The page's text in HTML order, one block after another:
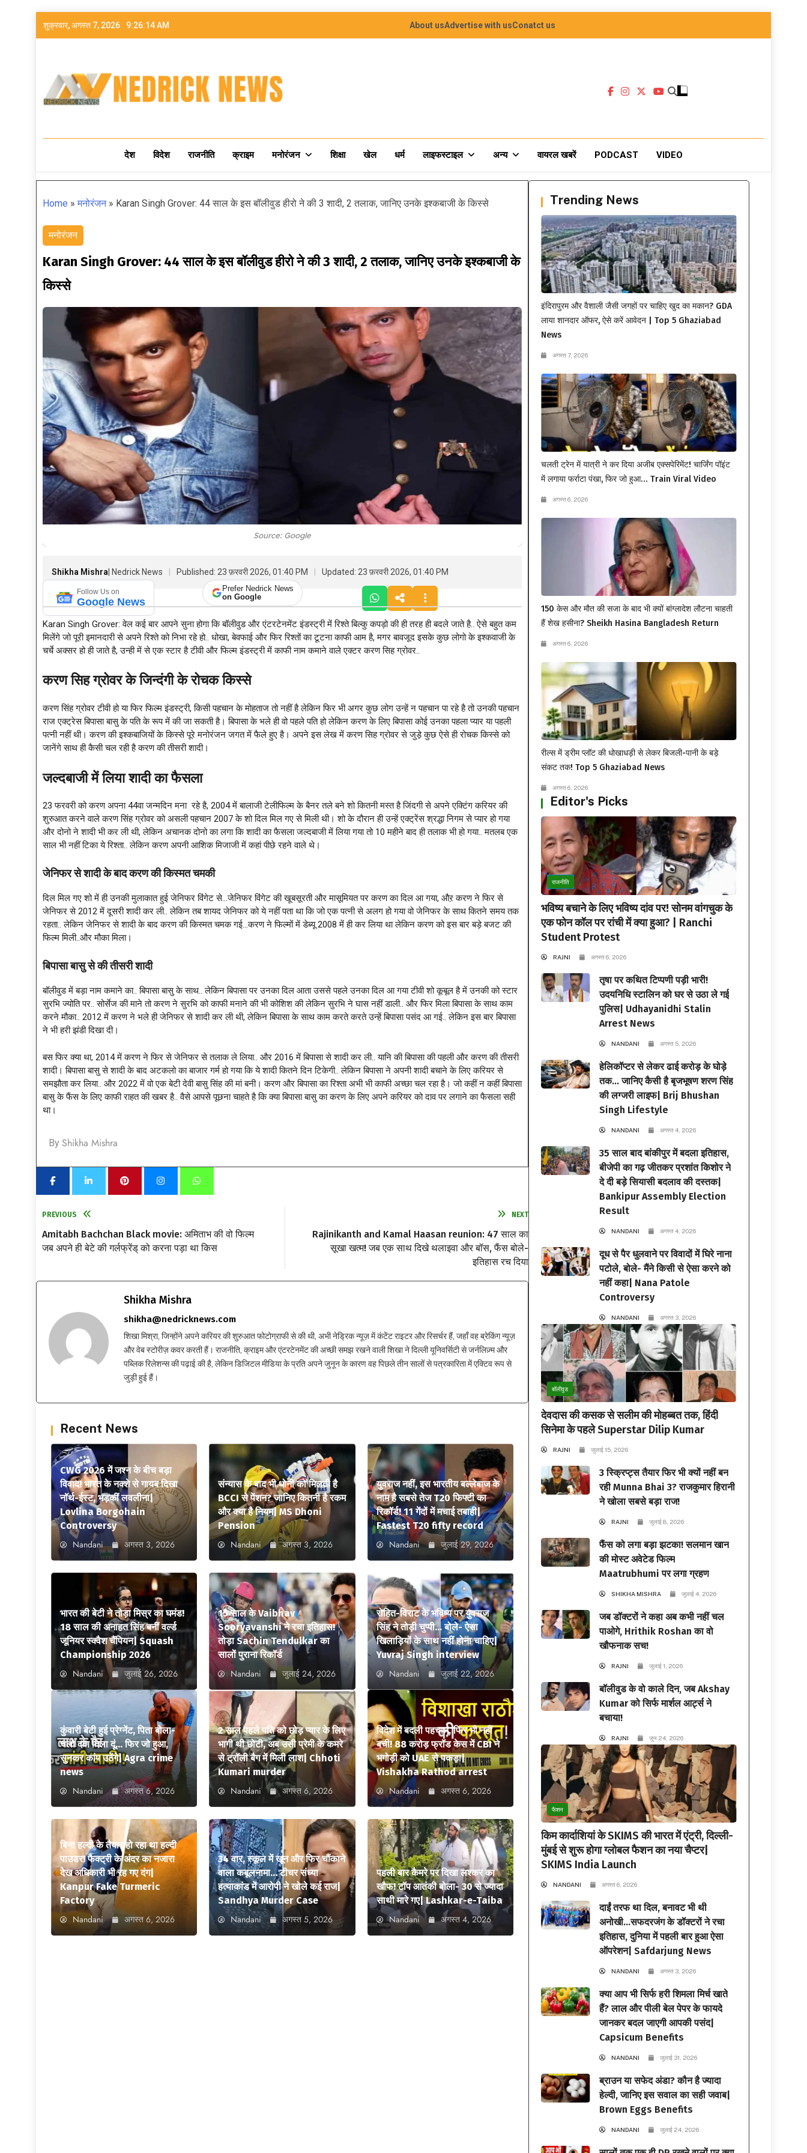
शुक्रवार, अगस्त 7, 2026 9:26:15 AM About usAdvertise with usConatct us
NEDRICK NEWS
देश विदेश राजनीति क्राइम मनोरंजन शिक्षा खेल धर्म लाइफस्टाइल अन्य वायरल खबरें PODCAST VIDEO
Home »मनोरंजन» Karan Singh Grover: 44 साल के इस बॉलीवुड हीरो ने की 3 शादी, 2 तलाक, जानिए उनके इश्कबाजी के किस्से
मनोरंजन
Karan Singh Grover: 44 साल के इस बॉलीवुड हीरो ने की 3 शादी, 2 तलाक, जानिए उनके इश्कबाजी के
किस्से
Source: Google
Shikha Mishra | Nedrick News Published: 23 फ़रवरी 2026, 01:40 PM Updated: 23 फ़रवरी 2026, 01:40 PM
Follow Us on
Google News
Prefer Nedrick News
on Google
Karan Singh Grover: वेल कई बार आपने सुना होगा कि बॉलीवुड और एंटरटेनमेंट इंडस्ट्री में रिश्ते बिल्कु कपड़ो की ही तरह ही बदले जाते है.. ऐसे बहुत कम
मिलेंगे जो पूरी इमानदारी से अपने रिश्ते को निभा रहे हो.. धोखा, बेवफाई और फिर रिश्तों का टूटना काफी आम है, मगर बावजूद इसके कुछ लोगो के इश्कवाजी के
चर्चे अक्सर हो ही जाते है, उन्ही में से एक स्टार है टीवी और फिल्म इंडस्ट्री में काफी नाम कमाने वाले एक्टर करण सिह ग्रोवर..
करण सिह ग्रोवर के जिन्दंगी के रोचक किस्से
करण सिंह ग्रोवर टीवी हो या फिर फिल्म इंडस्ट्री, किसी पहचान के मोहताज तो नहीं है लेकिन फिर भी अगर कुछ लोग उन्हें न पहचान पा रहे है तो उनकी पहचान
राज एक्ट्रेस बिपासा बासु के पति के रूप में की जा सकती है। बिपासा के भले ही वो पहले पति हो लेकिन करण के लिए बिपासा कोई उनका पहला प्यार या पहली
पत्नी नहीं थी। करण की इश्कबाजियों के किस्से पूरे मनोरंजन जगत में फैले हुए है। अपने इस लेख में करण सिह ग्रोवर से जुड़े कुछ ऐसे ही रोचक किस्से को
जानेंगे साथ ही कैसी चल रही है करण की तीसरी शादी।
जल्दबाजी में लिया शादी का फैसला
23 फरवरी को करण अपना 44वा जन्मदिन मना रहे है, 2004 में बालाजी टेलीफिल्म के बैनर तले बने शो कितनी मस्त है जिंदगी से अपने एक्टिंग करियर की
शुरुआत करने वाले करण सिंह ग्रोवर को असली पहचान 2007 के शो दिल मिल गए से मिली थी। शो के दौरान ही उन्हें एक्ट्रेंस श्रद्धा निगम से प्यार हो गया
और दोनो ने शादी भी कर ली थी, लेकिन अचानक दोनो का लगा कि शादी का फैसला जल्दबाजी में लिया गया तो 10 महीने बाद ही तलाक भी हो गया.. मतलब एक
साल भी नहीं टिका ये रिश्ता.. लेकिन करण अपनी आशिक मिजाजी में कहां पीछे रहने वाले थे।
जेनिफर से शादी के बाद करण की किस्मत चमकी
दिल मिल गए शो में ही उनकी मुलाकात हुई जेनिफर विंगेट से…जेनिफर विंगेट की खूबसूरती और मासूमियत पर करण का दिल आ गया, औऱ करण ने फिर से
जेनिफर से 2012 में दूसरी शादी कर ली.. लेकिन तब शायद जेनिफर को ये नहीं पता था कि जो एक पत्नी से अलग हो गया वो जेनिफर के साथ कितने समय तक
रहता.. लेकिन जेनिफर से शादी के बाद करण की किस्मत चमक गई…करण ने फिल्मों में डेब्यू 2008 में ही कर लिया था लेकिन करण को इस बार बड़े बजट की
फिल्म मिली..और मौका मिला।
बिपासा बासु से की तीसरी शादी
बॉलीवुड में बड़ा नाम कमाने का.. बिपासा बासु के साथ.. लेकिन बिपासा पर उनका दिल आता उससे पहले उनका दिल आ गया टीवी शो कूबूल है में उनकी को स्टार
सुरभि ज्योति पर.. सोर्सेज की माने तो करण ने सुरभि को काफी मनाने की भी कोशिश की लेकिन सुरभि ने घास नहीं डाली.. और फिर मिला बिपासा के साथ काम
करने मौका.. 2012 में करण ने भले ही जेनिफर से शादी कर ली थी, लेकिन बिपासा के साथ काम करते करते उन्हें बिपासा पसंद आ गई.. लेकिन इस बार बिपासा
ने भी हरी झंडी दिखा दी।
बस फिर क्या था, 2014 में करण ने फिर से जेनिफर से तलाक ले लिया.. और 2016 में बिपासा से शादी कर ली.. यानि की बिपासा की पहली और करण की तीसरी
शादी। बिपासा बासु से शादी के बाद अटकलो का बाजार गर्म हो गया कि ये शादी कितने दिन टिकेगी.. लेकिन बिपासा ने अपनी शादी बचाने के लिए करियर से
समझौता कर लिया.. और 2022 में वो एक बेटी देवी बासु सिंह की मां बनी। करण और बिपासा का रिश्ता अभी भी काफी अच्छा चल रहा है। जो कहीं न कहीं बिपासा
बासु के फैंस के लिए काफी राहत की खबर है.. वैसे आपसे पूछना चाहते है कि क्या बिपासा बासु का करण के लिए अपने करियर को दाव पर लगाने का फैसला सही
था।
By Shikha Mishra
PREVIOUS
Amitabh Bachchan Black movie: अमिताभ की वो फिल्म
जब अपने ही बेटे की गर्लफ्रेंड् को करना पड़ा था किस
NEXT
Rajinikanth and Kamal Haasan reunion: 47 साल का
सूखा खत्म! जब एक साथ दिखे थलाइवा और बॉस, फैंस बोले-
इतिहास रच दिया
Shikha Mishra
shikha@nedricknews.com
शिखा मिश्रा, जिन्होंने अपने करियर की शुरुआत फोटोग्राफी से की थी, अभी नेड्रिक न्यूज़ में कंटेंट राइटर और रिसर्चर हैं, जहाँ वह ब्रेकिंग न्यूज़
और वेब स्टोरीज़ कवर करती हैं। राजनीति, क्राइम और एंटरटेनमेंट की अच्छी समझ रखने वाली शिखा ने दिल्ली यूनिवर्सिटी से जर्नलिज़्म और
पब्लिक रिलेशन्स की पढ़ाई की है, लेकिन डिजिटल मीडिया के प्रति अपने जुनून के कारण वह पिछले तीन सालों से पत्रकारिता में एक्टिव रूप से
जुड़ी हुई हैं।
Recent News
CWG 2026 में जश्न के बीच बड़ा
विवाद! भारत के नक्शे से गायब दिखा
नॉर्थ-ईस्ट, भड़कीं लवलीना|
Lovlina Borgohain
Controversy
Nandani अगस्त 3, 2026
संन्यास के बाद भी धोनी को मिलती है
BCCI से पेंशन? जानिए कितनी है रकम
और क्या है नियम| MS Dhoni
Pension
Nandani अगस्त 3, 2026
युवराज नहीं, इस भारतीय बल्लेबाज के
नाम है सबसे तेज T20 फिफ्टी का
रिकॉर्ड! 11 गेंदों में मचाई तबाही|
Fastest T20 fifty record
Nandani जुलाई 29, 2026
भारत की बेटी ने तोड़ा मिस्र का घमंड!
18 साल की अनाहत सिंह बनीं वर्ल्ड
जूनियर स्क्वैश चैंपियन| Squash
Championship 2026
Nandani जुलाई 26, 2026
15 साल के Vaibhav
Sooryavanshi ने रचा इतिहास!
तोड़ा Sachin Tendulkar का
सालों पुराना रिकॉर्ड
Nandani जुलाई 24, 2026
रोहित-विराट के भविष्य पर युवराज
सिंह ने तोड़ी चुप्पी… बोले- ऐसा
खिलाड़ियों के साथ नहीं होना चाहिए|
Yuvraj Singh interview
Nandani जुलाई 22, 2026
कुंवारी बेटी हुई प्रेग्नेंट, पिता बोला-
चलो दवा दिला दूं… फिर जो हुआ,
सुनकर कांप उठेंगे| Agra crime
news
Nandani अगस्त 6, 2026
2 साल पहले पति को छोड़ प्यार के लिए
भागी थी छोटी, अब उसी प्रेमी के कमरे
से ट्रॉली बैग में मिली लाश| Chhoti
Kumari murder
Nandani अगस्त 6, 2026
विदेश में बदली पहचान, फिर भी नहीं
बची! 88 करोड़ फ्रॉड केस में CBI ने
भगोड़ी को UAE से पकड़ा|
Vishakha Rathod arrest
Nandani अगस्त 6, 2026
बिना हल्दी के तैयार हो रहा था हल्दी
पाउडर! फैक्ट्री के अंदर का नजारा
देख अधिकारी भी रह गए दंग|
Kanpur Fake Turmeric
Factory
Nandani अगस्त 6, 2026
34 वार, स्कूल में खून और फिर चौंकाने
वाला कबूलनामा… टीचर संध्या
हत्याकांड में आरोपी ने खोले कई राज|
Sandhya Murder Case
Nandani अगस्त 5, 2026
पहली बार कैमरे पर दिखा लश्कर का
खौफ! टॉप आतंकी बोला- 30 से ज्यादा
साथी मारे गए| Lashkar-e-Taiba
Nandani अगस्त 4, 2026
Trending News
इंदिरापुरम और वैशाली जैसी जगहों पर चाहिए खुद का मकान? GDA
लाया शानदार ऑफर, ऐसे करें आवेदन | Top 5 Ghaziabad
News
अगस्त 7, 2026
चलती ट्रेन में यात्री ने कर दिया अजीब एक्सपेरिमेंट! चार्जिंग पॉइंट
में लगाया फर्राटा पंखा, फिर जो हुआ… Train Viral Video
अगस्त 6, 2026
150 केस और मौत की सजा के बाद भी क्यों बांग्लादेश लौटना चाहती
हैं शेख हसीना? Sheikh Hasina Bangladesh Return
अगस्त 6, 2026
रील्स में ड्रीम प्लॉट की धोखाधड़ी से लेकर बिजली-पानी के बड़े
संकट तक! Top 5 Ghaziabad News
अगस्त 6, 2026
Editor's Picks
राजनीति
भविष्य बचाने के लिए भविष्य दांव पर! सोनम वांगचुक के
एक फोन कॉल पर रांची में क्या हुआ? | Ranchi
Student Protest
RAJNI अगस्त 6, 2026
तृषा पर कथित टिप्पणी पड़ी भारी!
उदयनिधि स्टालिन को घर से उठा ले गई
पुलिस| Udhayanidhi Stalin
Arrest News
NANDANI अगस्त 5, 2026
हेलिकॉप्टर से लेकर ढाई करोड़ के घोड़े
तक… जानिए कैसी है बृजभूषण शरण सिंह
की लग्जरी लाइफ| Brij Bhushan
Singh Lifestyle
NANDANI अगस्त 4, 2026
35 साल बाद बांकीपुर में बदला इतिहास,
बीजेपी का गढ़ जीतकर प्रशांत किशोर ने
दे दी बड़े सियासी बदलाव की दस्तक|
Bankipur Assembly Election
Result
NANDANI अगस्त 4, 2026
दूध से पैर धुलवाने पर विवादों में घिरे नाना
पटोले, बोले- मैंने किसी से ऐसा करने को
नहीं कहा| Nana Patole
Controversy
NANDANI अगस्त 3, 2026
बॉलीवुड
देवदास की कसक से सलीम की मोहब्बत तक, हिंदी
सिनेमा के पहले Superstar Dilip Kumar
RAJNI जुलाई 15, 2026
3 स्क्रिप्ट्स तैयार फिर भी क्यों नहीं बन
रही Munna Bhai 3? राजकुमार हिरानी
ने खोला सबसे बड़ा राज!
RAJNI जुलाई 8, 2026
फैंस को लगा बड़ा झटका! सलमान खान
की मोस्ट अवेटेड फिल्म
Maatrubhumi पर लगा ग्रहण
SHIKHA MISHRA जुलाई 4, 2026
जब डॉक्टरों ने कहा अब कभी नहीं चल
पाओगे, Hrithik Roshan का वो
खौफनाक सच!
RAJNI जुलाई 1, 2026
बॉलीवुड के वो काले दिन, जब Akshay
Kumar को सिर्फ मार्शल आर्ट्स ने
बचाया!
RAJNI जून 24, 2026
फैशन
किम कार्दाशियां के SKIMS की भारत में एंट्री, दिल्ली-
मुंबई से शुरू होगा ग्लोबल फैशन का नया चैप्टर|
SKIMS India Launch
NANDANI अगस्त 6, 2026
दाईं तरफ था दिल, बनावट भी थी
अनोखी…सफदरजंग के डॉक्टरों ने रचा
इतिहास, दुनिया में पहली बार हुआ ऐसा
ऑपरेशन| Safdarjung News
NANDANI अगस्त 3, 2026
क्या आप भी सिर्फ हरी शिमला मिर्च खाते
हैं? लाल और पीली बेल पेपर के फायदे
जानकर बदल जाएगी आपकी पसंद|
Capsicum Benefits
NANDANI जुलाई 31, 2026
ब्राउन या सफेद अंडा? कौन है ज्यादा
हेल्दी, जानिए इस सवाल का सही जवाब|
Brown Eggs Benefits
NANDANI जुलाई 24, 2026